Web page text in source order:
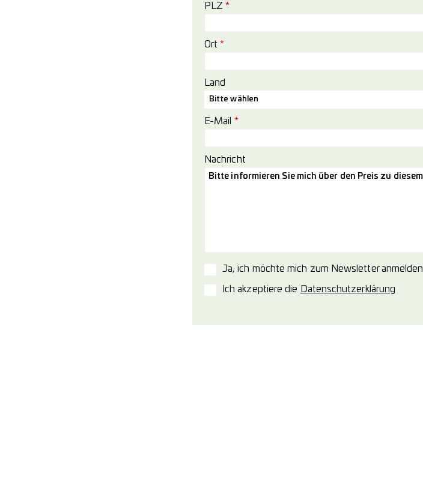
PLZ*
Ort*
Land
Bitte wählen
E-Mail *
Nachricht
Ja, ich möchte mich zum Newsletter anmelden
Ich akzeptiere die Datenschutzerklärung